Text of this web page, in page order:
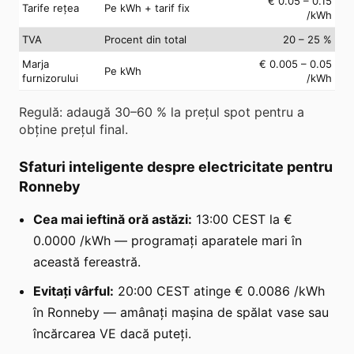
Tarife rețea Pe kWh + tarif fix
/kWh
TVA
Procent din total
20 – 25 %
Marja
furnizorului
Pe kWh
€ 0.005 – 0.05
/kWh
Regulă: adaugă 30–60 % la prețul spot pentru a
obține prețul final.
Sfaturi inteligente despre electricitate pentru
Ronneby
Cea mai ieftină oră astăzi: 13:00 CEST la €
0.0000 /kWh — programați aparatele mari în
această fereastră.
Evitați vârful: 20:00 CEST atinge € 0.0086 /kWh
în Ronneby — amânați mașina de spălat vase sau
încărcarea VE dacă puteți.